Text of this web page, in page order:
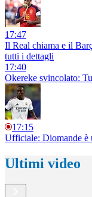
17:47
Il Real chiama e il
tutti i dettagli
17:40
Okereke svincolato:
17:15
Ufficiale: Diomande è
Ultimi video